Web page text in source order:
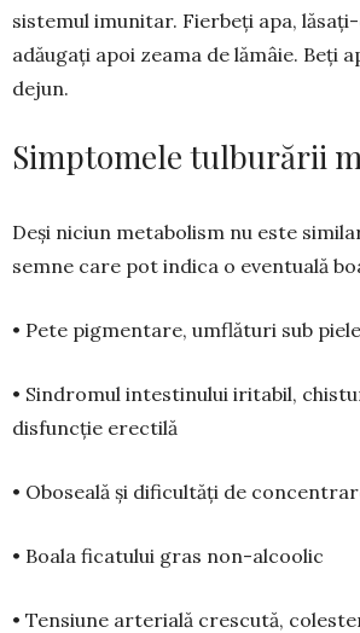
sistemul imunitar. Fier­beți apa,
adăugați apoi zea­ma de lămâie. Beți
dejun.
Simptomele tulburării
Deși niciun metabolism nu este
semne care pot indica o eventuală
• Pete pigmentare, umflături sub piele
• Sindromul intestinului iritabil,
disfuncție erectilă
• Oboseală și dificultăți de
• Boala ficatului gras non-alcoolic
• Tensiune arterială crescută,